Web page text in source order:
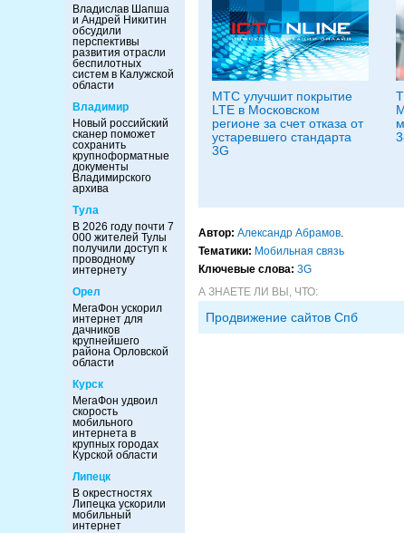
Владислав Шапша
и Андрей Никитин
обсудили
перспективы
развития отрасли
беспилотных
систем в Калужской
области
Владимир
Новый российский
сканер поможет
сохранить
крупноформатные
документы
Владимирского
архива
Тула
В 2026 году почти 7
000 жителей Тулы
получили доступ к
проводному
интернету
Орел
МегаФон ускорил
интернет для
дачников
крупнейшего
района Орловской
области
Курск
МегаФон удвоил
скорость
мобильного
интернета в
крупных городах
Курской области
Липецк
В окрестностях
Липецка ускорили
мобильный
интернет
МТС улучшит покрытие
LTE в Московском
регионе за счет отказа от
устаревшего стандарта
3G
Автор: Александр Абрамов.
Тематики: Мобильная связь
Ключевые слова: 3G
А ЗНАЕТЕ ЛИ ВЫ, ЧТО:
Продвижение сайтов Спб